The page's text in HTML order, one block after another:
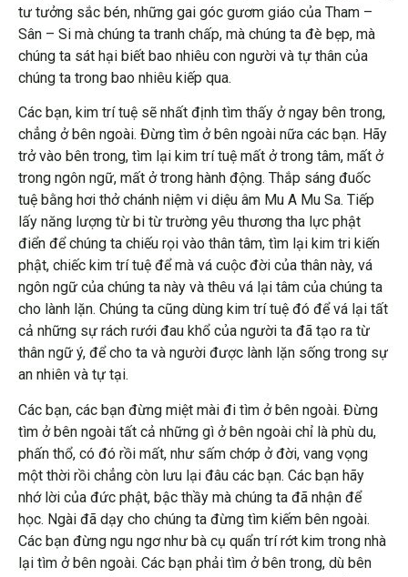
tư tưởng sắc bén, những gai góc gươm giáo của Tham –
Sân – Si mà chúng ta tranh chấp, mà chúng ta đè bẹp, mà
chúng ta sát hại biết bao nhiêu con người và tự thân của
chúng ta trong bao nhiêu kiếp qua.
Các bạn, kim trí tuệ sẽ nhất định tìm thấy ở ngay bên trong,
chẳng ở bên ngoài. Đừng tìm ở bên ngoài nữa các bạn. Hãy
trở vào bên trong, tìm lại kim trí tuệ mất ở trong tâm, mất ở
trong ngôn ngữ, mất ở trong hành động. Thắp sáng đuốc
tuệ bằng hơi thở chánh niệm vi diệu âm Mu A Mu Sa. Tiếp
lấy năng lượng từ bi từ trường yêu thương tha lực phật
điển để chúng ta chiếu rọi vào thân tâm, tìm lại kim tri kiến
phật, chiếc kim trí tuệ để mà vá cuộc đời của thân này, vá
ngôn ngữ của chúng ta này và thêu vá lại tâm của chúng ta
cho lành lặn. Chúng ta cũng dùng kim trí tuệ đó để vá lại tất
cả những sự rách rưới đau khổ của người ta đã tạo ra từ
thân ngữ ý, để cho ta và người được lành lặn sống trong sự
an nhiên và tự tại.
Các bạn, các bạn đừng miệt mài đi tìm ở bên ngoài. Đừng
tìm ở bên ngoài tất cả những gì ở bên ngoài chỉ là phù du,
phấn thổ, có đó rồi mất, như sấm chớp ở đời, vang vọng
một thời rồi chẳng còn lưu lại đâu các bạn. Các bạn hãy
nhớ lời của đức phật, bậc thầy mà chúng ta đã nhận để
học. Ngài đã dạy cho chúng ta đừng tìm kiếm bên ngoài.
Các bạn đừng ngu ngơ như bà cụ quẩn trí rớt kim trong nhà
lại tìm ở bên ngoài. Các bạn phải tìm ở bên trong, dù bên